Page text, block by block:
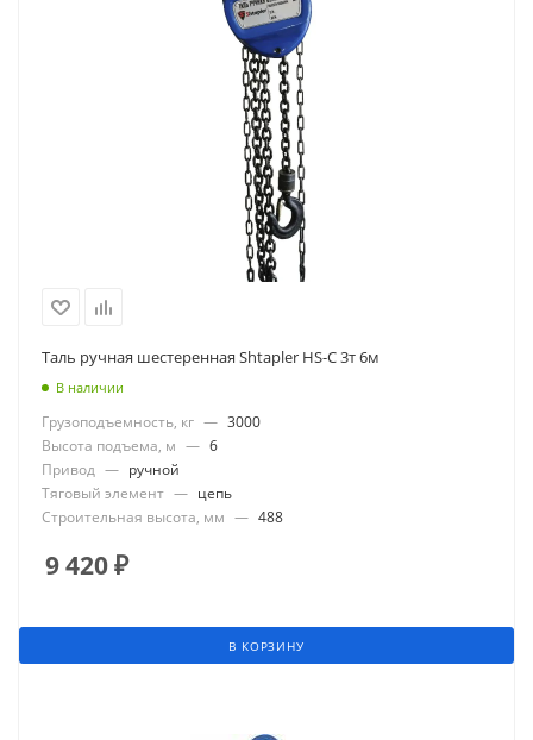
Таль ручная шестеренная Shtapler HS-C 3т 6м
В наличии
Грузоподъемность, кг — 3000
Высота подъема, м — 6
Привод — ручной
Тяговый элемент — цепь
Строительная высота, мм — 488
9 420₽
В КОРЗИНУ